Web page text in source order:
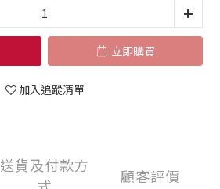
立即購買
加入追蹤清單
送貨及付款方
顧客評價